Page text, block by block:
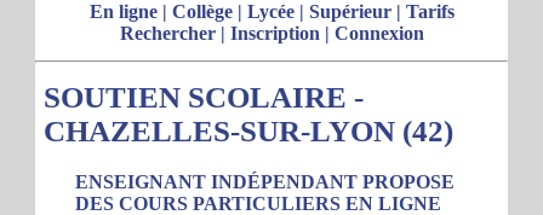
En ligne| Collège| Lycée| Supérieur| Tarifs
Rechercher| Inscription | Connexion
SOUTIEN SCOLAIRE -
CHAZELLES-SUR-LYON (42)
ENSEIGNANT INDÉPENDANT PROPOSE
DES COURS PARTICULIERS EN LIGNE